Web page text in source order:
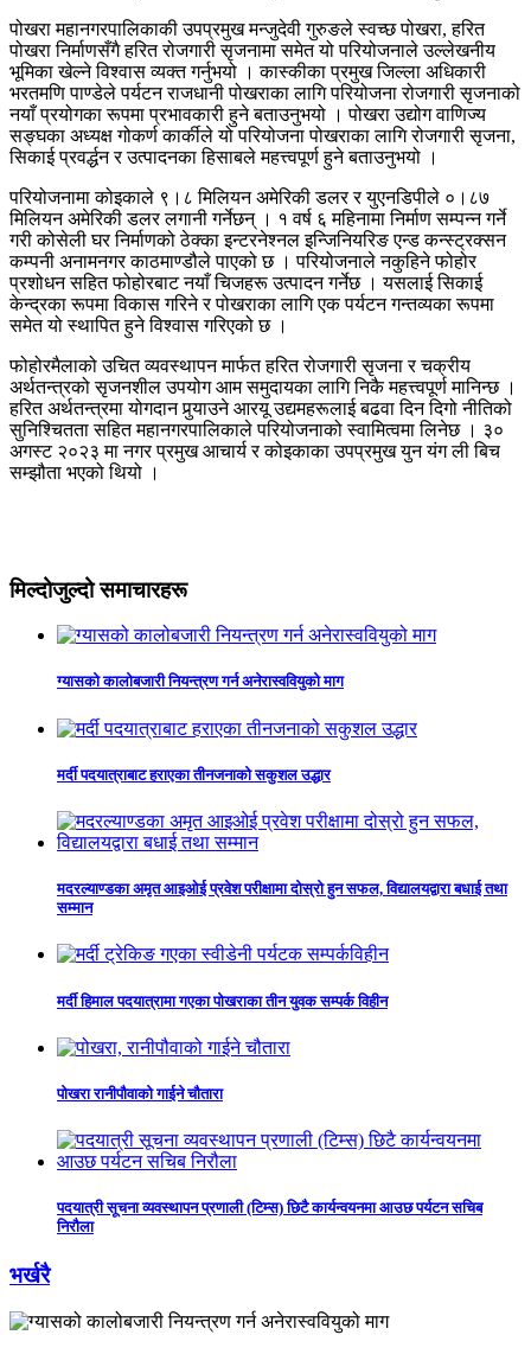
पोखरा महानगरपालिकाकी उपप्रमुख मन्जुदेवी गुरुङले स्वच्छ पोखरा, हरित
पोखरा निर्माणसँगै हरित रोजगारी सृजनामा समेत यो परियोजनाले उल्लेखनीय
भूमिका खेल्ने विश्वास व्यक्त गर्नुभयो । कास्कीका प्रमुख जिल्ला अधिकारी
भरतमणि पाण्डेले पर्यटन राजधानी पोखराका लागि परियोजना रोजगारी सृजनाको
नयाँ प्रयोगका रूपमा प्रभावकारी हुने बताउनुभयो । पोखरा उद्योग वाणिज्य
सङ्घका अध्यक्ष गोकर्ण कार्कीले यो परियोजना पोखराका लागि रोजगारी सृजना,
सिकाई प्रवर्द्धन र उत्पादनका हिसाबले महत्त्वपूर्ण हुने बताउनुभयो ।
परियोजनामा कोइकाले ९।८ मिलियन अमेरिकी डलर र युएनडिपीले ०।८७
मिलियन अमेरिकी डलर लगानी गर्नेछन् । १ वर्ष ६ महिनामा निर्माण सम्पन्न गर्ने
गरी कोसेली घर निर्माणको ठेक्का इन्टरनेश्नल इन्जिनियरिङ एन्ड कन्स्ट्रक्सन
कम्पनी अनामनगर काठमाण्डौले पाएको छ । परियोजनाले नकुहिने फोहोर
प्रशोधन सहित फोहोरबाट नयाँ चिजहरू उत्पादन गर्नेछ । यसलाई सिकाई
केन्द्रका रूपमा विकास गरिने र पोखराका लागि एक पर्यटन गन्तव्यका रूपमा
समेत यो स्थापित हुने विश्वास गरिएको छ ।
फोहोरमैलाको उचित व्यवस्थापन मार्फत हरित रोजगारी सृजना र चक्रीय
अर्थतन्त्रको सृजनशील उपयोग आम समुदायका लागि निकै महत्त्वपूर्ण मानिन्छ ।
हरित अर्थतन्त्रमा योगदान पुर्‍याउने आरयू उद्यमहरूलाई बढवा दिन दिगो नीतिको
सुनिश्चितता सहित महानगरपालिकाले परियोजनाको स्वामित्वमा लिनेछ । ३०
अगस्ट २०२३ मा नगर प्रमुख आचार्य र कोइकाका उपप्रमुख युन यंग ली बिच
सम्झौता भएको थियो ।
मिल्दोजुल्दो समाचारहरू
ग्यासको कालोबजारी नियन्त्रण गर्न अनेरास्ववियुको माग
मर्दी पदयात्राबाट हराएका तीनजनाको सकुशल उद्धार
मदरल्याण्डका अमृत आइओई प्रवेश परीक्षामा दोस्रो हुन सफल, विद्यालयद्वारा बधाई तथा
सम्मान
मर्दी हिमाल पदयात्रामा गएका पोखराका तीन युवक सम्पर्क विहीन
पोखरा रानीपौवाको गाईने चौतारा
पदयात्री सूचना व्यवस्थापन प्रणाली (टिम्स) छिटै कार्यन्वयनमा आउछ पर्यटन सचिब
निरौला
भर्खरै